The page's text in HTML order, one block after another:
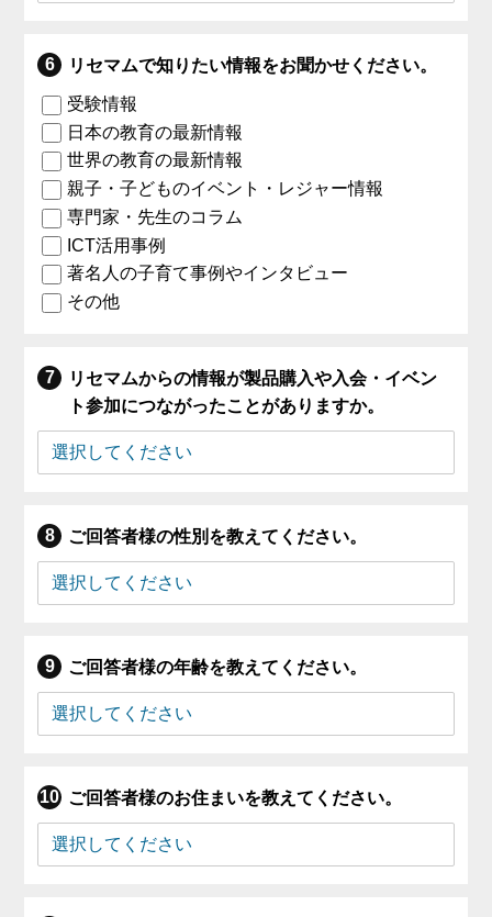
リセマムで知りたい情報をお聞かせください。
受験情報
日本の教育の最新情報
世界の教育の最新情報
親子・子どものイベント・レジャー情報
専門家・先生のコラム
ICT活用事例
著名人の子育て事例やインタビュー
その他
リセマムからの情報が製品購入や入会・イベン
ト参加につながったことがありますか。
ご回答者様の性別を教えてください。
ご回答者様の年齢を教えてください。
ご回答者様のお住まいを教えてください。